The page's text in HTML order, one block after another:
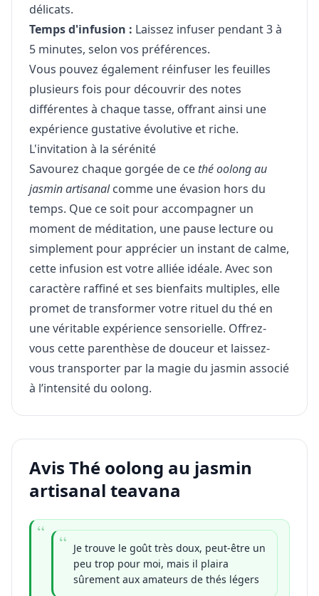
délicats.
Temps d'infusion : Laissez infuser pendant 3 à
5 minutes, selon vos préférences.
Vous pouvez également réinfuser les feuilles
plusieurs fois pour découvrir des notes
différentes à chaque tasse, offrant ainsi une
expérience gustative évolutive et riche.
L'invitation à la sérénité
Savourez chaque gorgée de ce thé oolong au
jasmin artisanalcomme une évasion hors du
temps. Que ce soit pour accompagner un
moment de méditation, une pause lecture ou
simplement pour apprécier un instant de calme,
cette infusion est votre alliée idéale. Avec son
caractère raffiné et ses bienfaits multiples, elle
promet de transformer votre rituel du thé en
une véritable expérience sensorielle. Offrez-
vous cette parenthèse de douceur et laissez-
vous transporter par la magie du jasmin associé
à l’intensité du oolong.
Avis Thé oolong au jasmin
artisanal teavana
Je trouve le goût très doux, peut-être un
peu trop pour moi, mais il plaira
sûrement aux amateurs de thés légers